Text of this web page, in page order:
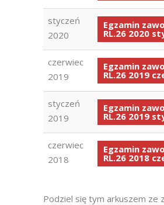
styczeń
2020
Egzamin
RL.26 2020
czerwiec
2019
Egzamin
RL.26 2019
styczeń
2019
Egzamin
RL.26 2019
czerwiec
2018
Egzamin
RL.26 2018
Podziel się tym arkuszem ze